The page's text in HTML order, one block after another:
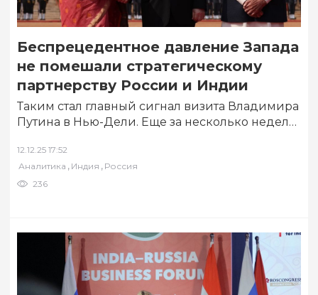
Беспрецедентное давление Запада
не помешали стратегическому
партнерству России и Индии
Таким стал главный сигнал визита Владимира
Путина в Нью-Дели. Еще за несколько недель
12.12.25 17:52
Аналитика , Индия , Россия
236